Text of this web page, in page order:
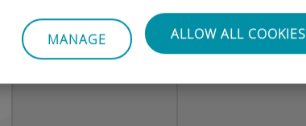
MANAGE ALLOW ALL COOKIES